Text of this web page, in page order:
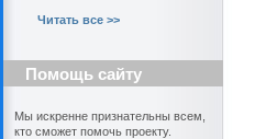
Читать все >>
Помощь сайту
Мы искренне признательны всем,
кто сможет помочь проекту.